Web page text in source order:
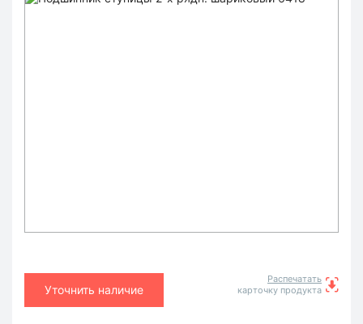
Уточнить наличие
Распечатать
карточку продукта